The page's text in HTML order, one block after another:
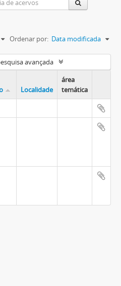
Ordenar por: Data modificada
avançada
Localidade
área
temática